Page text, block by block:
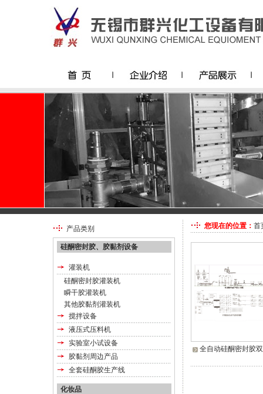
产品类别
硅酮密封胶、胶黏剂设备
灌装机
硅酮密封胶灌装机
瞬干胶灌装机
其他胶黏剂灌装机
搅拌设备
液压式压料机
实验室小试设备
胶黏剂周边产品
全套硅酮胶生产线
化妆品
您现在的位置： 首
全自动硅酮密封胶